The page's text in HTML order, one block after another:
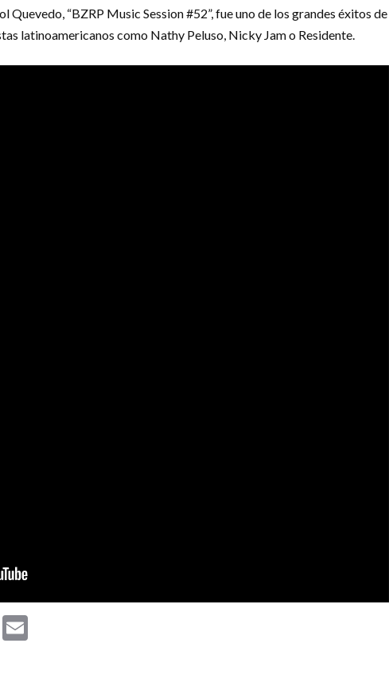
Quevedo, “BZRP Music Session #52”, fue uno de los grandes éxitos de
latinoamericanos como Nathy Peluso, Nicky Jam o Residente.
LinkedIn